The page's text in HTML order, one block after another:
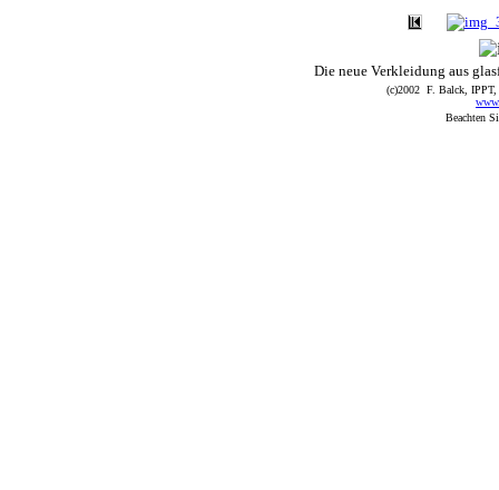
Die neue Verkleidung aus
(c)2002 F. Balck,
Beachten